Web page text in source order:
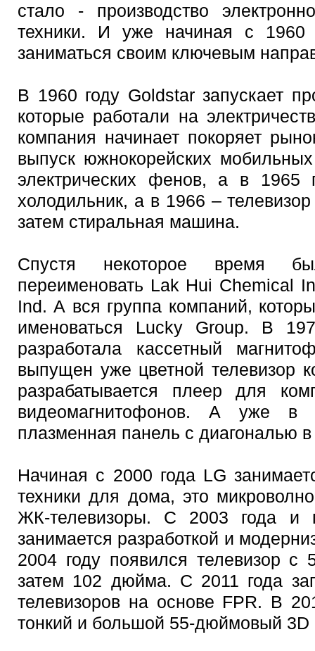
стало - производство
техники. И уже начиная с 1960
заниматься своим ключевым
В 1960 году Goldstar запускает
которые работали на
компания начинает покоряет
выпуск южнокорейских
электрических фенов, а в 1965
холодильник, а в 1966 –
затем стиральная машина.
Спустя некоторое время
переименовать Lak Hui Chemical
Ind. А вся группа компаний,
именоваться Lucky Group. В
разработала кассетный
выпущен уже цветной телевизор
разрабатывается плеер для
видеомагнитофонов. А уже в
плазменная панель с диагональю
Начиная с 2000 года LG
техники для дома, это
ЖК-телевизоры. С 2003 года
занимается разработкой и
2004 году появился телевизор с
затем 102 дюйма. С 2011 года
телевизоров на основе FPR. В
тонкий и большой 55-дюймовый 3D